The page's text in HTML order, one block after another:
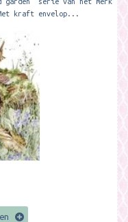
kraft envelop...